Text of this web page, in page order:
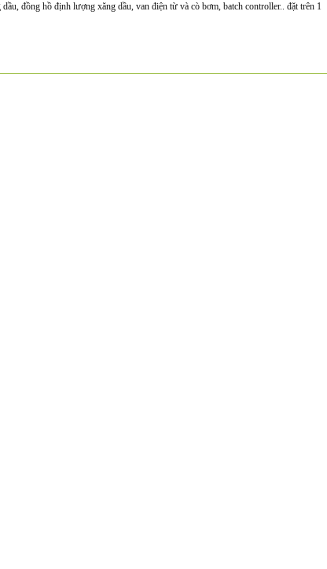
đồng hồ định lượng xăng dầu, van điện từ và cò bơm, batch controller.. đặt trên 1